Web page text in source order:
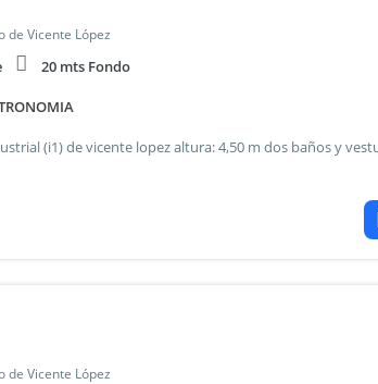
de Vicente López
20 mts Fondo
de Vicente López